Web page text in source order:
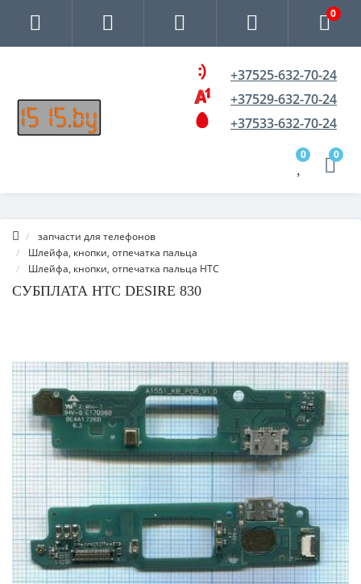
0
+37525-632-70-24
+37529-632-70-24
+37533-632-70-24
0 0
запчасти для телефонов
Шлейфа, кнопки, отпечатка пальца
Шлейфа, кнопки, отпечатка пальца HTC
СУБПЛАТА HTC DESIRE 830